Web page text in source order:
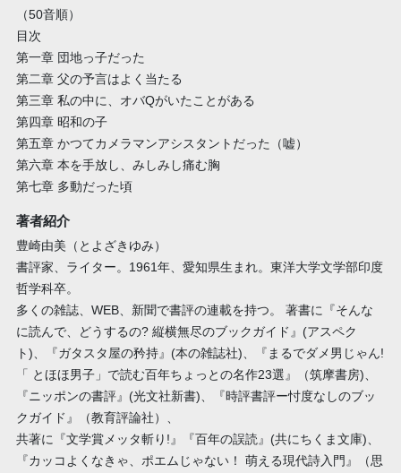
（50音順）
目次
第一章 団地っ子だった
第二章 父の予言はよく当たる
第三章 私の中に、オバQがいたことがある
第四章 昭和の子
第五章 かつてカメラマンアシスタントだった（嘘）
第六章 本を手放し、みしみし痛む胸
第七章 多動だった頃
著者紹介
豊崎由美（とよざきゆみ）
書評家、ライター。1961年、愛知県生まれ。東洋大学文学部印度
哲学科卒。
多くの雑誌、WEB、新聞で書評の連載を持つ。 著書に『そんな
に読んで、どうするの? 縦横無尽のブックガイド』(アスペク
ト)、『ガタスタ屋の矜持』(本の雑誌社)、『まるでダメ男じゃん!
「 とほほ男子」で読む百年ちょっとの名作23選』（筑摩書房)、
『ニッポンの書評』(光文社新書)、『時評書評ー忖度なしのブッ
クガイド』（教育評論社）、
共著に『文学賞メッタ斬り!』『百年の誤読』(共にちくま文庫)、
『カッコよくなきゃ、ポエムじゃない！ 萌える現代詩入門』（思